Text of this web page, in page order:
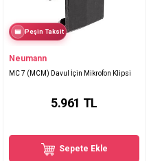
Peşin Taksit
Neumann
MC 7 (MCM) Davul İçin Mikrofon Klipsi
5.961 TL
Sepete Ekle